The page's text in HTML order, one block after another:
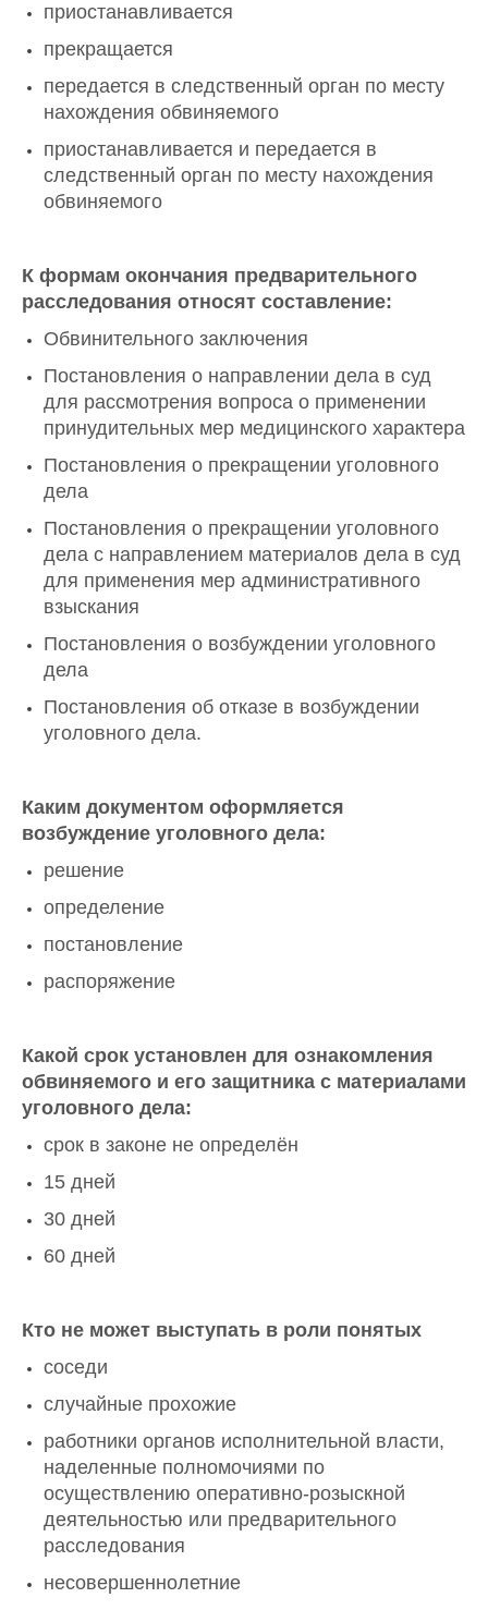
приостанавливается
прекращается
передается в следственный орган по месту
нахождения обвиняемого
приостанавливается и передается в
следственный орган по месту нахождения
обвиняемого
К формам окончания предварительного
расследования относят составление:
Обвинительного заключения
Постановления о направлении дела в суд
для рассмотрения вопроса о применении
принудительных мер медицинского характера
Постановления о прекращении уголовного
дела
Постановления о прекращении уголовного
дела с направлением материалов дела в суд
для применения мер административного
взыскания
Постановления о возбуждении уголовного
дела
Постановления об отказе в возбуждении
уголовного дела.
Каким документом оформляется
возбуждение уголовного дела:
решение
определение
постановление
распоряжение
Какой срок установлен для ознакомления
обвиняемого и его защитника с материалами
уголовного дела:
срок в законе не определён
15 дней
30 дней
60 дней
Кто не может выступать в роли понятых
соседи
случайные прохожие
работники органов исполнительной власти,
наделенные полномочиями по
осуществлению оперативно-розыскной
деятельностью или предварительного
расследования
несовершеннолетние